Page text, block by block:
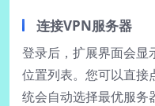
连接VPN服务器
登录后，扩展界面会显
位置列表。您可以直接
统会自动选择最优服务